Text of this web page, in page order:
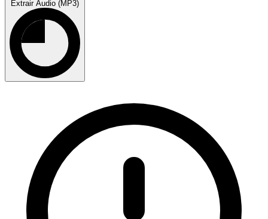
Extrair Áudio (MP3)